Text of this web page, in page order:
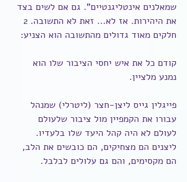
שמאלנים אינטליגנטיים". גם אם לשים בצד
חלקים מאוד גדולים מהתשובה הוא הצניע:
קודם כל את איש יחסי הציבור שלו הוא
נמנע מלציין.
פייגלין גייס ליצן-חצר (ליטרלי) שמנהל
עבורו את הקמפיין מול ציבור שלעולם
לעולם לא היה קהל היעד שלו בלעדיו.
ליצנים הם מצחיקים, הם כובשים את הלב,
הם מקסימים, והם גם עלולים לבלבל.